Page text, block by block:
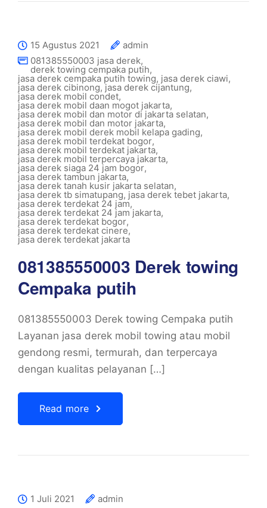
15 Agustus 2021
admin
081385550003 jasa derek,
derek towing cempaka putih,
jasa derek cempaka putih towing, jasa derek ciawi,
jasa derek cibinong,jasa derek cijantung,
jasa derek mobil condet,
jasa derek mobil daan mogot jakarta,
jasa derek mobil dan motor di jakarta selatan,
jasa derek mobil dan motor jakarta,
jasa derek mobil derek mobil kelapa gading,
jasa derek mobil terdekat bogor,
jasa derek mobil terdekat jakarta,
jasa derek mobil terpercaya jakarta,
jasa derek siaga 24 jam bogor,
jasa derek tambun jakarta,
jasa derek tanah kusir jakarta selatan,
jasa derek tb simatupang, jasa derek tebet jakarta,
jasa derek terdekat 24 jam,
jasa derek terdekat 24 jam jakarta,
jasa derek terdekat bogor,
jasa derek terdekat cinere,
jasa derek terdekat jakarta
081385550003 Derek towing
Cempaka putih
081385550003 Derek towing Cempaka putih
Layanan jasa derek mobil towing atau mobil
gendong resmi, termurah, dan terpercaya
dengan kualitas pelayanan […]
Read more
1 Juli 2021
admin